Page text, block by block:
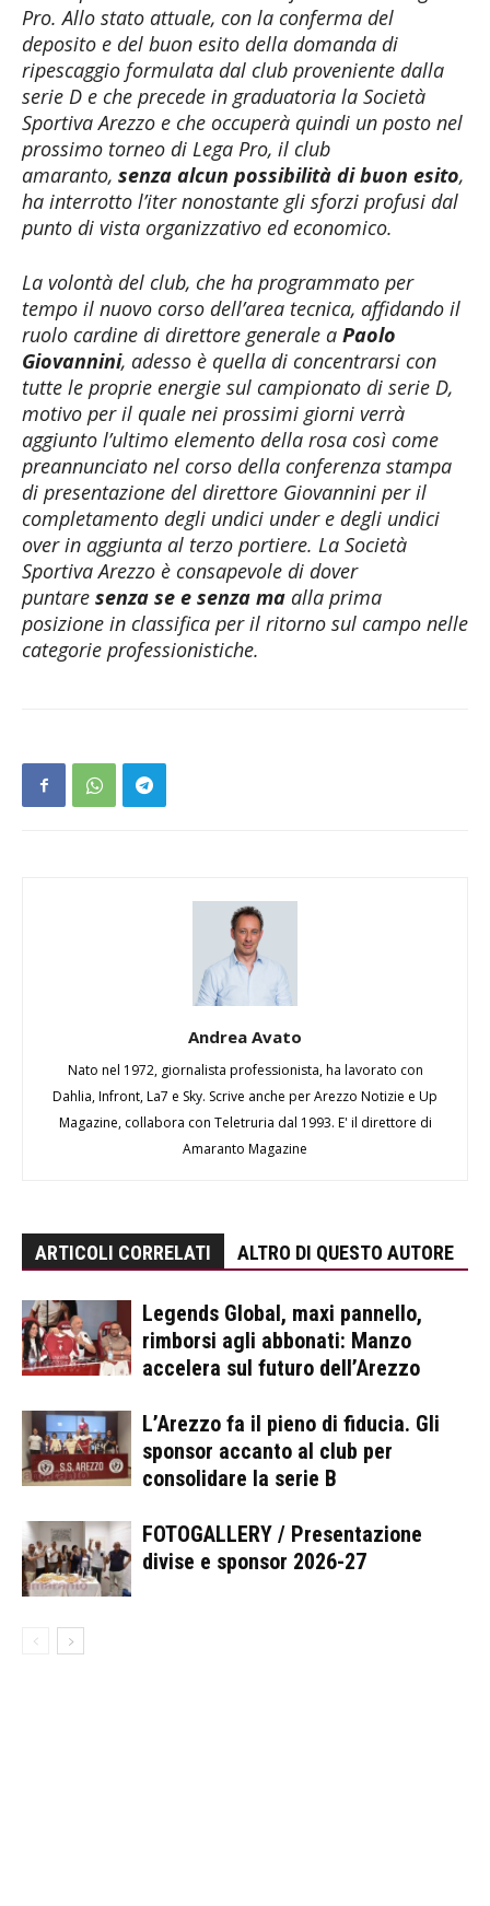
Pro. Allo stato attuale, con la conferma del
deposito e del buon esito della domanda di
ripescaggio formulata dal club proveniente dalla
serie D e che precede in graduatoria la Società
Sportiva Arezzo e che occuperà quindi un posto nel
prossimo torneo di Lega Pro, il club
amaranto, senza alcun possibilità di buon esito,
ha interrotto l’iter nonostante gli sforzi profusi dal
punto di vista organizzativo ed economico.
La volontà del club, che ha programmato per
tempo il nuovo corso dell’area tecnica, affidando il
ruolo cardine di direttore generale a Paolo
Giovannini, adesso è quella di concentrarsi con
tutte le proprie energie sul campionato di serie D,
motivo per il quale nei prossimi giorni verrà
aggiunto l’ultimo elemento della rosa così come
preannunciato nel corso della conferenza stampa
di presentazione del direttore Giovannini per il
completamento degli undici under e degli undici
over in aggiunta al terzo portiere. La Società
Sportiva Arezzo è consapevole di dover
puntare senza se e senza ma alla prima
posizione in classifica per il ritorno sul campo nelle
categorie professionistiche.
Andrea Avato
Nato nel 1972, giornalista professionista, ha lavorato con
Dahlia, Infront, La7 e Sky. Scrive anche per Arezzo Notizie e Up
Magazine, collabora con Teletruria dal 1993. E' il direttore di
Amaranto Magazine
ARTICOLI CORRELATI ALTRO DI QUESTO AUTORE
Legends Global, maxi pannello,
rimborsi agli abbonati: Manzo
accelera sul futuro dell’Arezzo
L’Arezzo fa il pieno di fiducia. Gli
sponsor accanto al club per
consolidare la serie B
FOTOGALLERY / Presentazione
divise e sponsor 2026-27